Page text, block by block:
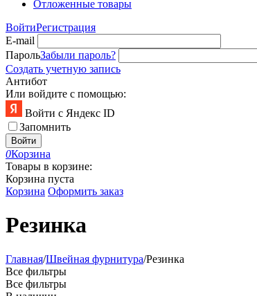
Отложенные товары
ВойтиРегистрация
E-mail
ПарольЗабыли пароль?
Создать учетную запись
Антибот
Или войдите с помощью:
Войти с Яндекс ID
Запомнить
Войти
0Корзина
Товары в корзине:
Корзина пуста
Корзина Оформить заказ
Резинка
Главная/Швейная фурнитура/Резинка
Все фильтры
Все фильтры